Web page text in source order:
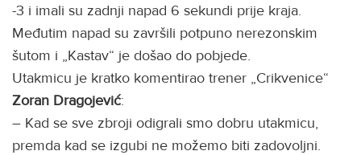
-3 i imali su zadnji napad 6 sekundi prije kraja.
Međutim napad su završili potpuno nerezonskim
šutom i „Kastav“ je došao do pobjede.
Utakmicu je kratko komentirao trener „Crikvenice“
Zoran Dragojević:
– Kad se sve zbroji odigrali smo dobru utakmicu,
premda kad se izgubi ne možemo biti zadovoljni.